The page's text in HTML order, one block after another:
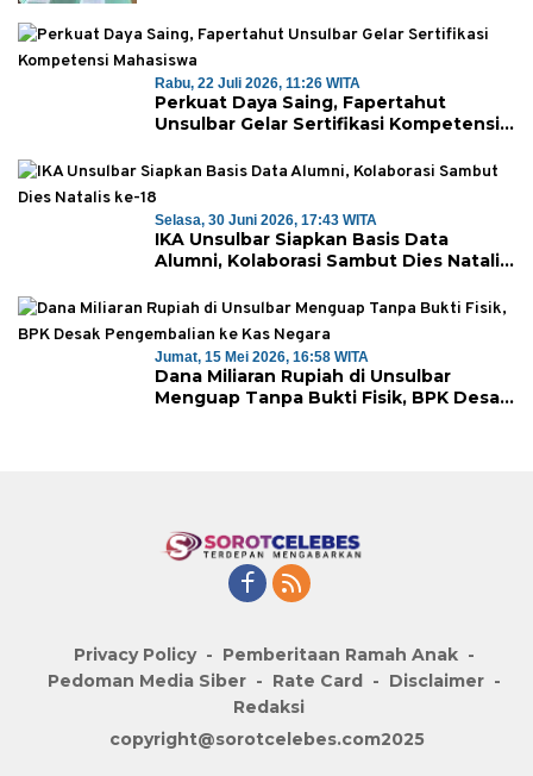
Rabu, 22 Juli 2026, 11:26 WITA
Perkuat Daya Saing, Fapertahut
Unsulbar Gelar Sertifikasi Kompetensi
Selasa, 30 Juni 2026, 17:43 WITA
IKA Unsulbar Siapkan Basis Data
Alumni, Kolaborasi Sambut Dies Natalis
Jumat, 15 Mei 2026, 16:58 WITA
Dana Miliaran Rupiah di Unsulbar
Menguap Tanpa Bukti Fisik, BPK Desak
Privacy Policy
Pemberitaan Ramah Anak
Pedoman Media Siber
Rate Card
Disclaimer
Redaksi
copyright@sorotcelebes.com2025